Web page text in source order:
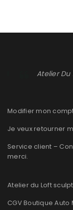
Atelier Du
Modifier mon
Je veux retourner
Service client –
merci.
Atelier du Loft
CGV Boutique